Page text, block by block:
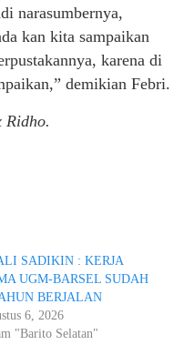
narasumbernya,
kan kita sampaikan
karena di
demikian Febri.
Ridho.
SADIKIN : KERJA
UGM-BARSEL SUDAH
BERJALAN
6, 2026
"Barito Selatan"